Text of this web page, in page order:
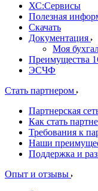
ХС:Сервисы
Полезная
Скачать
Документация
Моя
Преимущества
ЭСЧФ
Стать партнером
Партнерская
Как стать
Требования к
Наши
Поддержка и
Опыт и отзывы